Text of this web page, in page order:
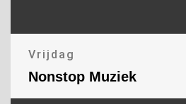
Vrijdag
Nonstop Muziek